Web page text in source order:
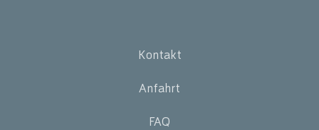
Kontakt
Anfahrt
FAQ